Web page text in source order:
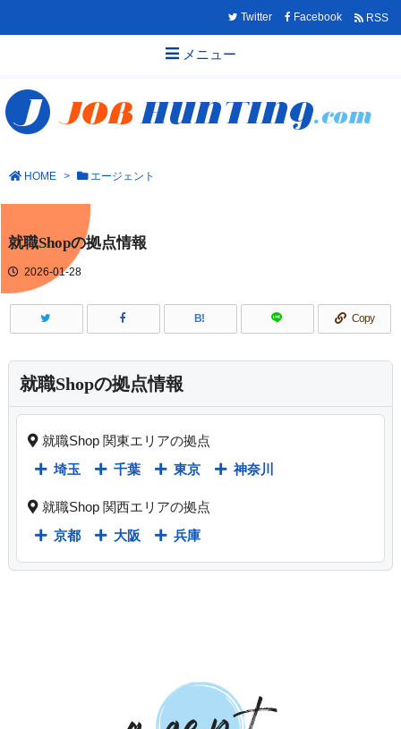
メニュー
Twitter Facebook RSS
HOME > エージェント
就職Shopの拠点情報
2026-01-28
B! Copy
就職Shopの拠点情報
就職Shop 関東エリアの拠点
埼玉
千葉 東京 神奈川
就職Shop 関西エリアの拠点
京都
大阪 兵庫